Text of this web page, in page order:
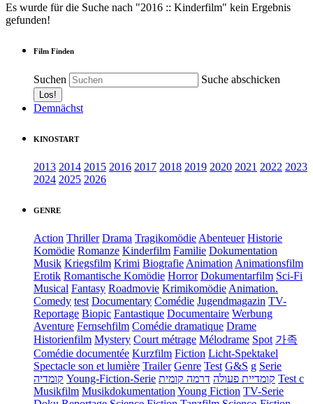
Es wurde für die Suche nach "2016 :: Kinderfilm" kein Ergebnis
gefunden!
Film Finden
Suchen Suche abschicken
Demnächst
KINOSTART
2013 2014 2015 2016 2017 2018 2019 2020 2021 2022 2023
2024 2025 2026
GENRE
Action Thriller Drama Tragikomödie Abenteuer Historie
Komödie Romanze Kinderfilm Familie Dokumentation
Musik Kriegsfilm Krimi Biografie Animation Animationsfilm
Erotik Romantische Komödie Horror Dokumentarfilm Sci-Fi
Musical Fantasy Roadmovie Krimikomödie Animation.
Comedy test Documentary Comédie Jugendmagazin TV-
Reportage Biopic Fantastique Documentaire Werbung
Aventure Fernsehfilm Comédie dramatique Drame
Historienfilm Mystery Court métrage Mélodrame Spot 가족
Comédie documentée Kurzfilm Fiction Licht-Spektakel
Spectacle son et lumière Trailer Genre Test G&S g Serie
קומדיה Young-Fiction-Serie קומדיית פעולה דרמה קומית
Test c
Musikfilm Musikdokumentation Young Fiction TV-Serie